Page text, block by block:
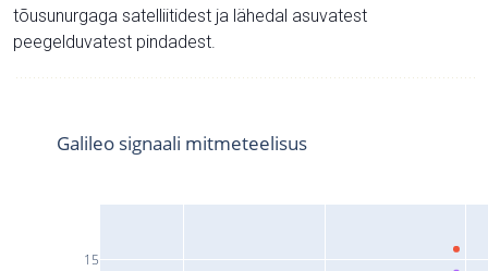
tõusunurgaga satelliitidest ja lähedal asuvatest
peegelduvatest pindadest.
15
Galileo signaali mitmeteelisus